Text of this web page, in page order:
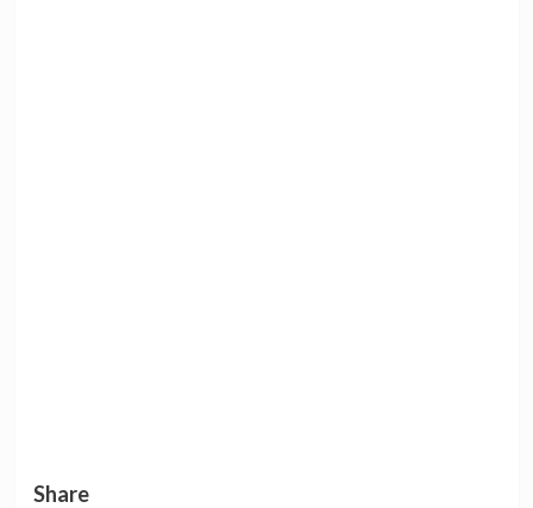
Share